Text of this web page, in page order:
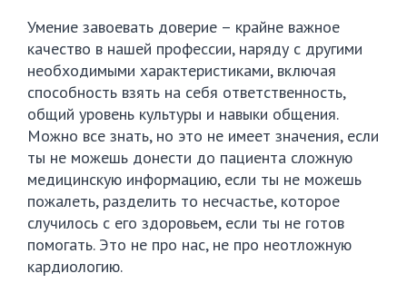
Умение завоевать доверие – крайне важное
качество в нашей профессии, наряду с другими
необходимыми характеристиками, включая
способность взять на себя ответственность,
общий уровень культуры и навыки общения.
Можно все знать, но это не имеет значения, если
ты не можешь донести до пациента сложную
медицинскую информацию, если ты не можешь
пожалеть, разделить то несчастье, которое
случилось с его здоровьем, если ты не готов
помогать. Это не про нас, не про неотложную
кардиологию.